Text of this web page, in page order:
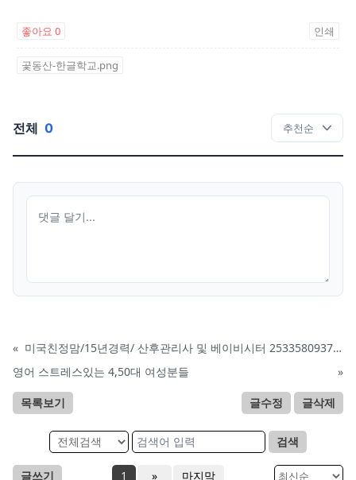
좋아요 0 인쇄
곷동산-한글학교.png
전체 0
«
미국친정맘/15년경력/ 산후관리사 및 베이비시터 2533580937 mom1004usa.com / 미주전지역파견업무
영어 스트레스있는 4,50대 여성분들
»
목록보기 글수정 글삭제
검색
글쓰기 1 » 마지막